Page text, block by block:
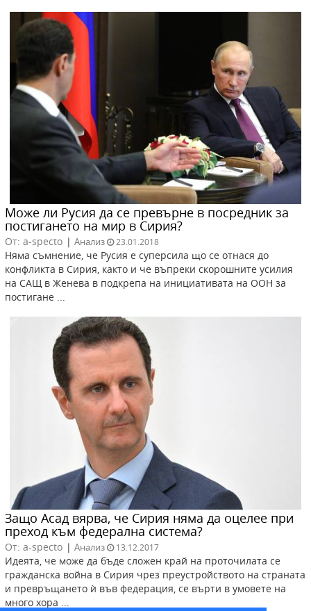
Може ли Русия да се превърне в посредник за
постигането на мир в Сирия?
От: a-specto | Анализ 23.01.2018
Няма съмнение, че Русия е суперсила що се отнася до
конфликта в Сирия, както и че въпреки скорошните усилия
на САЩ в Женева в подкрепа на инициативата на ООН за
постигане ...
Защо Асад вярва, че Сирия няма да оцелее при
преход към федерална система?
От: a-specto | Анализ 13.12.2017
Идеята, че може да бъде сложен край на проточилата се
гражданска война в Сирия чрез преустройството на страната
и превръщането ѝ във федерация, се върти в умовете на
много хора ...